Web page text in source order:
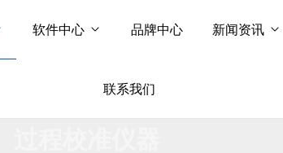
软件中心 品牌中心 新闻资讯
联系我们